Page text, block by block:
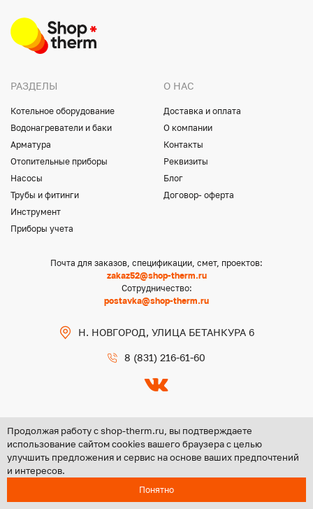
РАЗДЕЛЫ
Котельное оборудование
Водонагреватели и баки
Арматура
Отопительные приборы
Насосы
Трубы и фитинги
Инструмент
Приборы учета
О НАС
Доставка и оплата
О компании
Контакты
Реквизиты
Блог
Договор- оферта
Почта для заказов, спецификации, смет, проектов:
zakaz52@shop-therm.ru
Сотрудничество:
postavka@shop-therm.ru
Н. НОВГОРОД, УЛИЦА БЕТАНКУРА 6
8 (831) 216-61-60
Copyright @ 2026 ООО «ЦЕНТР ГРУПП НН»
Политика конфиденциальности
Продолжая работу с shop-therm.ru, вы подтверждаете
использование сайтом cookies вашего браузера с целью
улучшить предложения и сервис на основе ваших предпочтений
и интересов.
Понятно